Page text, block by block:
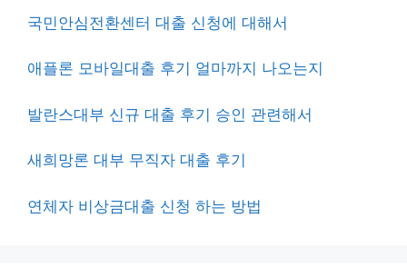
국민안심전환센터 대출 신청에 대해서
애플론 모바일대출 후기 얼마까지 나오는지
발란스대부 신규 대출 후기 승인 관련해서
새희망론 대부 무직자 대출 후기
연체자 비상금대출 신청 하는 방법